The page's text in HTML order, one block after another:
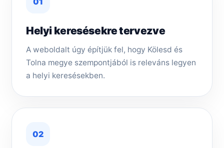
Helyi keresésekre tervezve
A weboldalt úgy építjük fel, hogy Kölesd és
Tolna megye szempontjából is releváns legyen
a helyi keresésekben.
02